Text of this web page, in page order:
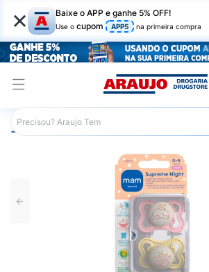
× Baixe o APP e ganhe 5% OFF!
Use o cupom APP5 na primeira compra
Araujo Infantil